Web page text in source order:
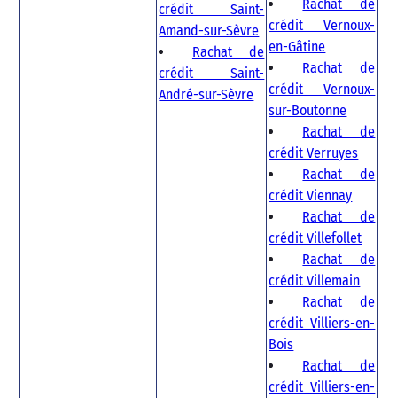
crédit Saint-
Amand-sur-Sèvre
Rachat de
crédit Saint-
André-sur-Sèvre
Rachat de
crédit Vernoux-
en-Gâtine
Rachat de
crédit Vernoux-
sur-Boutonne
Rachat de
crédit Verruyes
Rachat de
crédit Viennay
Rachat de
crédit Villefollet
Rachat de
crédit Villemain
Rachat de
crédit Villiers-en-
Bois
Rachat de
crédit Villiers-en-